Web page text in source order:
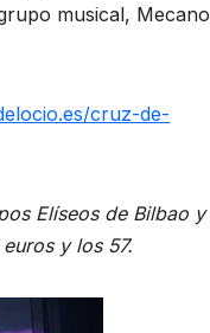
musical,
cruz-de-
Elíseos de Bilbao y
y los 57.